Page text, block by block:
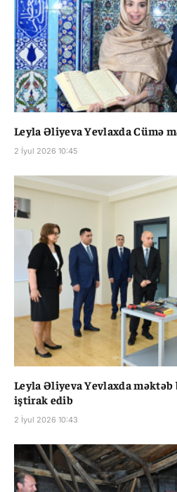
Leyla Əliyeva Yevlaxda Cümə
2 İyul 2026 10:45
Leyla Əliyeva Yevlaxda məktəb
iştirak edib
2 İyul 2026 10:43